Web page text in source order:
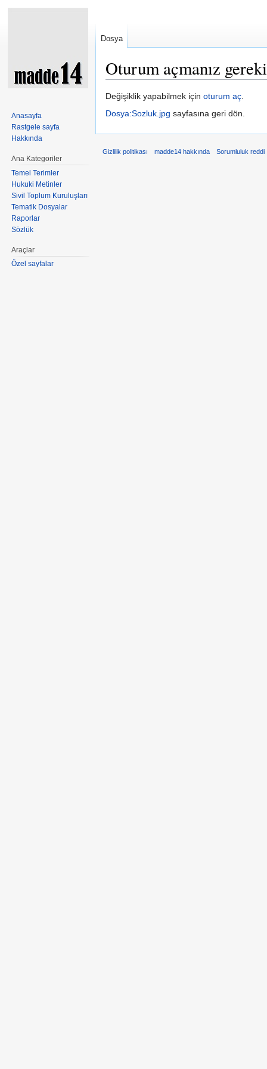
Oturum açmanız
Değişiklik yapabilmek için oturum aç.
Dosya:Sozluk.jpg sayfasına geri dön.
Dosya
Anasayfa
Rastgele sayfa
Hakkında
Ana Kategoriler
Temel Terimler
Hukuki Metinler
Sivil Toplum Kuruluşları
Tematik Dosyalar
Raporlar
Sözlük
Araçlar
Özel sayfalar
Gizlilik politikası madde14 hakkında Sorumluluk reddi